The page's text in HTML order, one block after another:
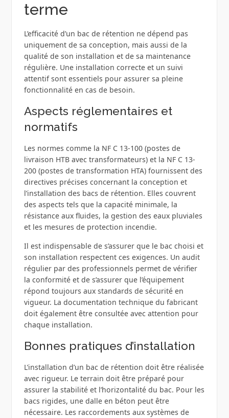
terme
L’efficacité d’un bac de rétention ne dépend pas
uniquement de sa conception, mais aussi de la
qualité de son installation et de sa maintenance
régulière. Une installation correcte et un suivi
attentif sont essentiels pour assurer sa pleine
fonctionnalité en cas de besoin.
Aspects réglementaires et
normatifs
Les normes comme la NF C 13-100 (postes de
livraison HTB avec transformateurs) et la NF C 13-
200 (postes de transformation HTA) fournissent des
directives précises concernant la conception et
l’installation des bacs de rétention. Elles couvrent
des aspects tels que la capacité minimale, la
résistance aux fluides, la gestion des eaux pluviales
et les mesures de protection incendie.
Il est indispensable de s’assurer que le bac choisi et
son installation respectent ces exigences. Un audit
régulier par des professionnels permet de vérifier
la conformité et de s’assurer que l’équipement
répond toujours aux standards de sécurité en
vigueur. La documentation technique du fabricant
doit également être consultée avec attention pour
chaque installation.
Bonnes pratiques d’installation
L’installation d’un bac de rétention doit être réalisée
avec rigueur. Le terrain doit être préparé pour
assurer la stabilité et l’horizontalité du bac. Pour les
bacs rigides, une dalle en béton peut être
nécessaire. Les raccordements aux systèmes de